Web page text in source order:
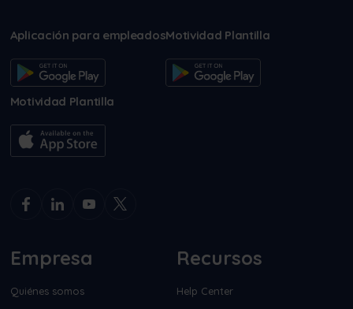
Aplicación para empleadosMotividad Plantilla
Motividad Plantilla
Empresa
Quiénes somos
Recursos
Help Center